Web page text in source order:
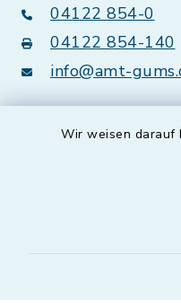
Wir weisen darauf
04122 854-0
04122 854-140
info@amt-